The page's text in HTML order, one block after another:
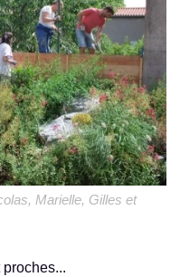
Marielle, Gilles et